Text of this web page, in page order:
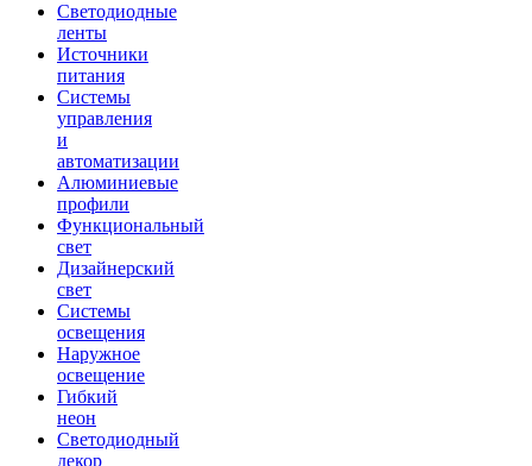
Светодиодные
ленты
Источники
питания
Системы
управления
и
автоматизации
Алюминиевые
профили
Функциональный
свет
Дизайнерский
свет
Системы
освещения
Наружное
освещение
Гибкий
неон
Светодиодный
декор